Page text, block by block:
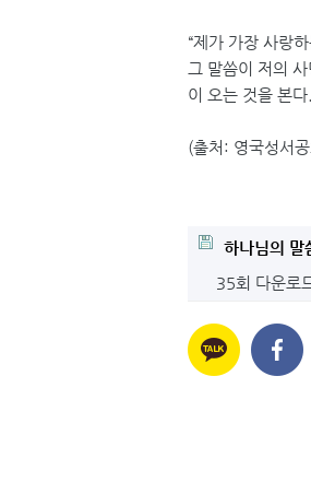
“제가 가장 사랑
그 말씀이 저의
이 오는 것을 본다.
(출처: 영국성서
하나님의 말
35회 다운로